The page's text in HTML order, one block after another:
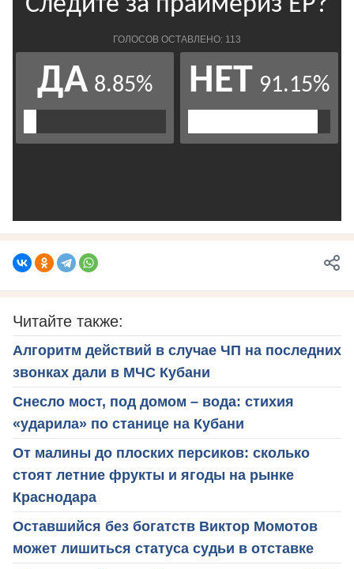
Читайте также:
Алгоритм действий в случае ЧП на последних
звонках дали в МЧС Кубани
Снесло мост, под домом – вода: стихия
«ударила» по станице на Кубани
От малины до плоских персиков: сколько
стоят летние фрукты и ягоды на рынке
Краснодара
Оставшийся без богатств Виктор Момотов
может лишиться статуса судьи в отставке